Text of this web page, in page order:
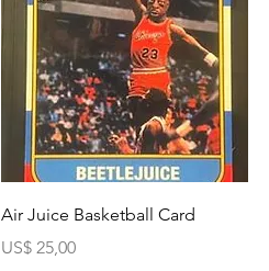
Visualização rápida
Air Juice Basketball Card
Preço
US$ 25,00